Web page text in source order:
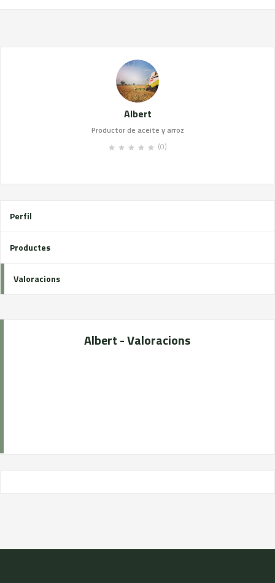
Albert
Productor de aceite y arroz
(0)
Perfil
Productes
Valoracions
Albert - Valoracions